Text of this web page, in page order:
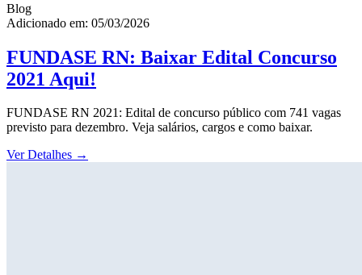
Blog
Adicionado em: 05/03/2026
FUNDASE RN: Baixar Edital Concurso
2021 Aqui!
FUNDASE RN 2021: Edital de concurso público com 741 vagas
previsto para dezembro. Veja salários, cargos e como baixar.
Ver Detalhes →